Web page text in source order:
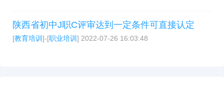
陕西省初中J职C评审达到一定条件可直接认定
[教育培训 ]-[职业培训 ] 2022-07-26 16:03:48